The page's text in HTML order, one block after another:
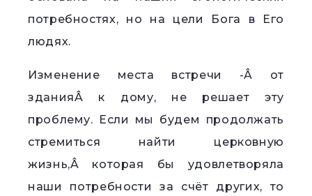
потребностях, но на цели Бога в Его
людях.
Изменение места встречи -Â от
зданияÂ к дому, не решает эту
проблему. Если мы будем продолжать
стремиться найти церковную
жизнь,Â которая бы удовлетворяла
наши потребности за счёт других, то